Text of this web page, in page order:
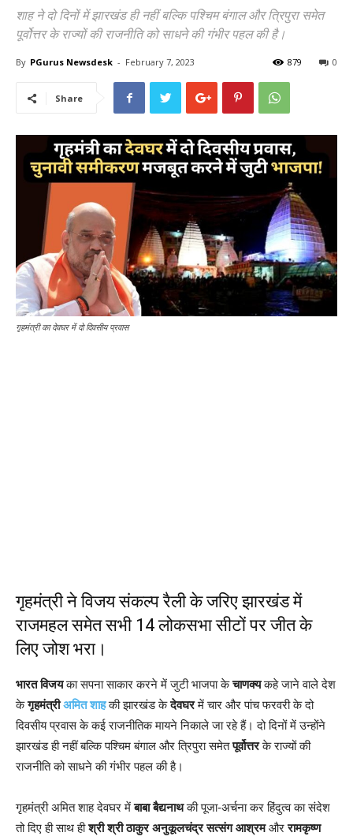
शाह ने दो दिनों में झारखंड ही नहीं बल्कि पश्चिम बंगाल और त्रिपुरा समेत
पूर्वोत्तर के राज्यों की राजनीति को साधने की गंभीर पहल की है।
By PGurus Newsdesk - February 7, 2023 0
879
Share
गृहमंत्री का देवघर में दो दिवसीय प्रवास
गृहमंत्री ने विजय संकल्प रैली के जरिए झारखंड में
राजमहल समेत सभी 14 लोकसभा सीटों पर जीत के
लिए जोश भरा।
भारत विजयका सपना साकार करने में जुटी भाजपा केचाणक्यकहे जाने वाले देश
केगृहमंत्रीअमित शाहकी झारखंड केदेवघरमें चार और पांच फरवरी के दो
दिवसीय प्रवास के कई राजनीतिक मायने निकाले जा रहे हैं। दो दिनों में उन्होंने
झारखंड ही नहीं बल्कि पश्चिम बंगाल और त्रिपुरा समेतपूर्वोत्तरके राज्यों की
राजनीति को साधने की गंभीर पहल की है।
गृहमंत्री अमित शाह देवघर मेंबाबा बैद्यनाथकी पूजा-अर्चना कर हिंदुत्व का संदेश
तो दिए ही साथ हीश्री श्री ठाकुर अनुकूलचंद्र सत्संग आश्रमऔररामकृष्ण